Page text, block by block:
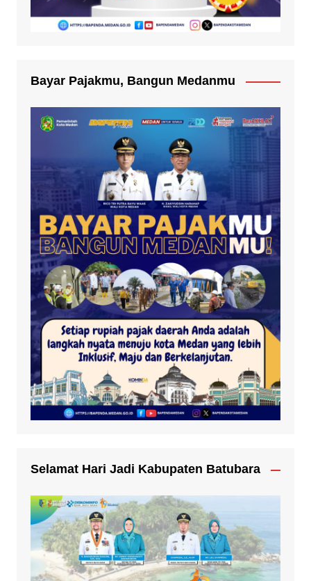
Bayar Pajakmu, Bangun Medanmu
Selamat Hari Jadi Kabupaten Batubara